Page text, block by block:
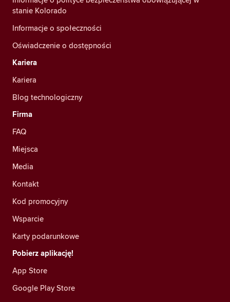
stanie Kolorado
Informacje o społeczności
Oświadczenie o dostępności
Kariera
Kariera
Blog technologiczny
Firma
FAQ
Miejsca
Media
Kontakt
Kod promocyjny
Wsparcie
Karty podarunkowe
Pobierz aplikację!
App Store
Google Play Store